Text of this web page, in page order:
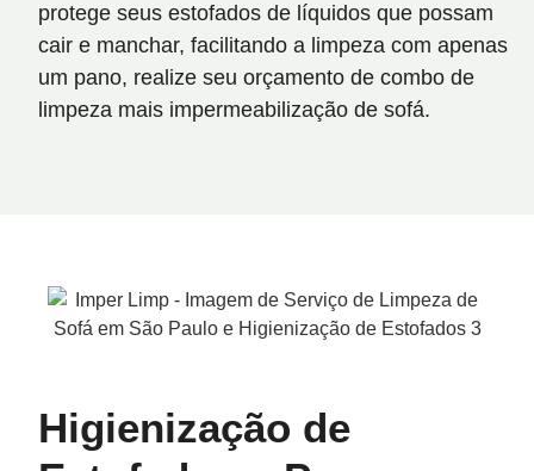
protege seus estofados de líquidos que possam
cair e manchar, facilitando a limpeza com apenas
um pano, realize seu orçamento de combo de
limpeza mais impermeabilização de sofá.
Higienização de